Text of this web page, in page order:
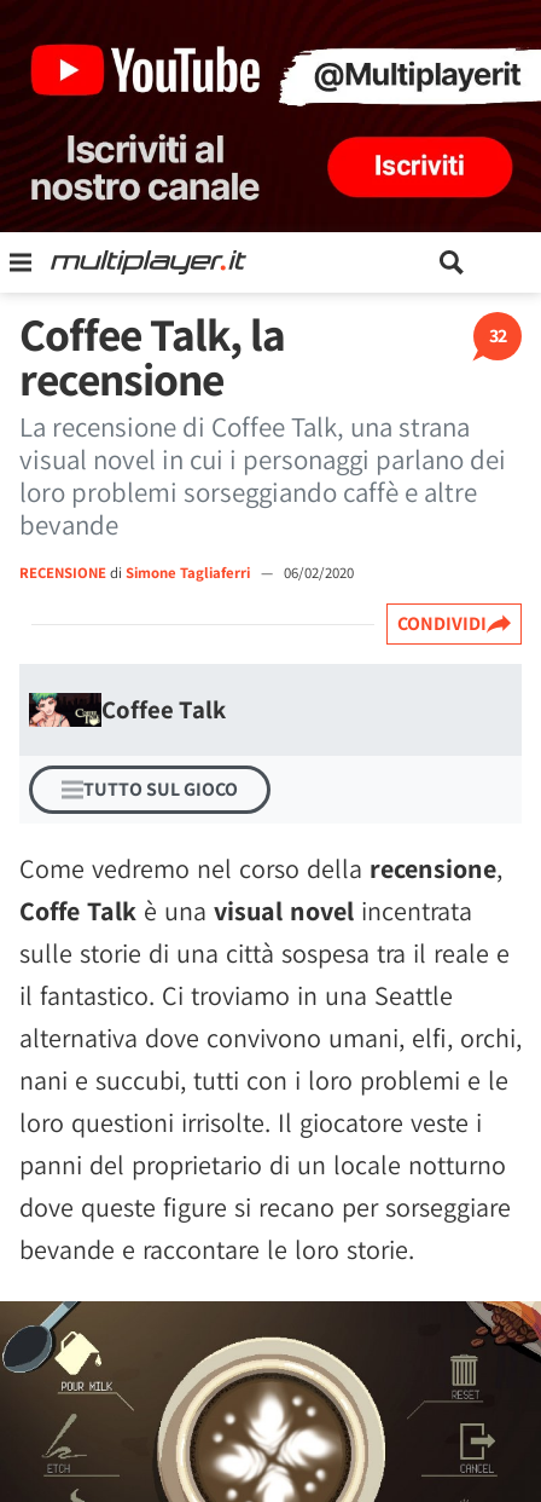
32
Coffee Talk, la
recensione
La recensione di Coffee Talk, una strana
visual novel in cui i personaggi parlano dei
loro problemi sorseggiando caffè e altre
bevande
RECENSIONEdi Simone Tagliaferri — 06/02/2020
CONDIVIDI
Coffee Talk
TUTTO SUL GIOCO
Come vedremo nel corso della recensione,
Coffe Talk è una visual novel incentrata
sulle storie di una città sospesa tra il reale e
il fantastico. Ci troviamo in una Seattle
alternativa dove convivono umani, elfi, orchi,
nani e succubi, tutti con i loro problemi e le
loro questioni irrisolte. Il giocatore veste i
panni del proprietario di un locale notturno
dove queste figure si recano per sorseggiare
bevande e raccontare le loro storie.